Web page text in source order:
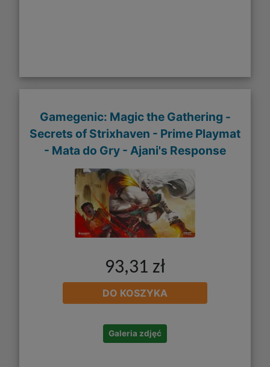
Gamegenic: Magic the Gathering -
Secrets of Strixhaven - Prime Playmat
- Mata do Gry - Ajani's Response
93,31 zł
DO KOSZYKA
Galeria zdjęć